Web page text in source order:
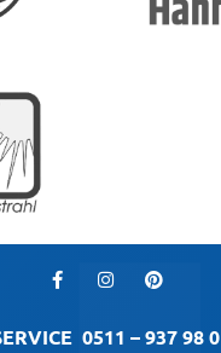
0511 – 937 98 0